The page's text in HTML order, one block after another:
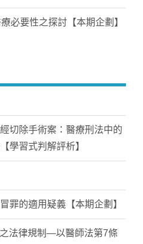
必要性之探討【本期企劃】
切除手術案：醫療刑法中的
學習式判解評析】
罪的適用疑義【本期企劃】
法律規制—以醫師法第7條